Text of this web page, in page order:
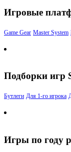
Игровые
Game Gear Master System
Подборки игр
Бутлеги Для 1-го игрока
Игры по году